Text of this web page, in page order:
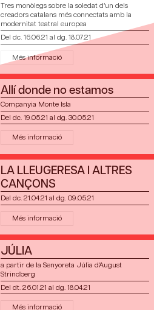
Tres monòlegs sobre la soledat d’un dels
creadors catalans més connectats amb la
modernitat teatral europea
Del dc. 16.06.21 al dg. 18.07.21
Més informació
Allí donde no estamos
Companyia Monte Isla
Del dc. 19.05.21 al dg. 30.05.21
Més informació
LA LLEUGERESA I ALTRES
CANÇONS
Del dc. 21.04.21 al dg. 09.05.21
Més informació
JÚLIA
a partir de la Senyoreta Júlia d'August
Strindberg
Del dt. 26.01.21 al dg. 18.04.21
Més informació